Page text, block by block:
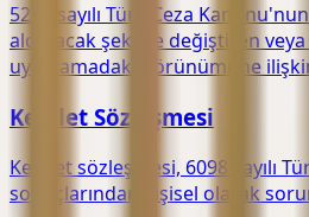
5237 sayılı Türk Ceza
aldatacak şekilde değiştiren veya
uygulamadaki görünümüne
Kefalet Sözleşmesi
Kefalet sözleşmesi, 6098 sayılı
sonuçlarından kişisel olarak